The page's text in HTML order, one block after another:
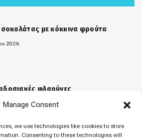
Manage Consent
we use technologies like cookies to store
Consenting to these technologies will
σοκολάτας με κόκκινα φρούτα
2026
φλαούνες
2026